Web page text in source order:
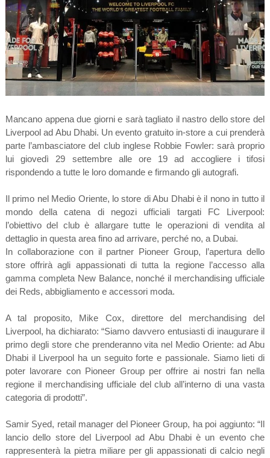
Mancano appena due giorni e sarà tagliato il nastro dello store del
Liverpool ad Abu Dhabi. Un evento gratuito in-store a cui prenderà
parte l’ambasciatore del club inglese Robbie Fowler: sarà proprio
lui giovedì 29 settembre alle ore 19 ad accogliere i tifosi
rispondendo a tutte le loro domande e firmando gli autografi.
Il primo nel Medio Oriente, lo store di Abu Dhabi è il nono in tutto il
mondo della catena di negozi ufficiali targati FC Liverpool:
l’obiettivo del club è allargare tutte le operazioni di vendita al
dettaglio in questa area fino ad arrivare, perché no, a Dubai.
In collaborazione con il partner Pioneer Group, l’apertura dello
store offrirà agli appassionati di tutta la regione l’accesso alla
gamma completa New Balance, nonché il merchandising ufficiale
dei Reds, abbigliamento e accessori moda.
A tal proposito, Mike Cox, direttore del merchandising del
Liverpool, ha dichiarato: “Siamo davvero entusiasti di inaugurare il
primo degli store che prenderanno vita nel Medio Oriente: ad Abu
Dhabi il Liverpool ha un seguito forte e passionale. Siamo lieti di
poter lavorare con Pioneer Group per offrire ai nostri fan nella
regione il merchandising ufficiale del club all’interno di una vasta
categoria di prodotti”.
Samir Syed, retail manager del Pioneer Group, ha poi aggiunto: “Il
lancio dello store del Liverpool ad Abu Dhabi è un evento che
rappresenterà la pietra miliare per gli appassionati di calcio negli